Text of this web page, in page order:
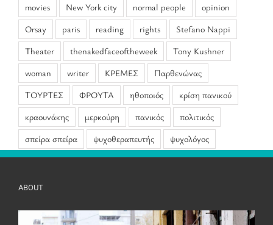
movies
New York city normal people
opinion
Orsay
paris reading rights
Stefano Nappi
Theater
thenakedfaceoftheweek
Tony Kushner
woman
writer ΚΡΕΜΕΣ
Παρθενώνας
ΤΟΥΡΤΕΣ
ΦΡΟΥΤΑ ηθοποιός
κρίση πανικού
κραουνάκης
μερκούρη πανικός
πολιτικός
σπείρα σπείρα
ψυχοθεραπευτής ψυχολόγος
ABOUT